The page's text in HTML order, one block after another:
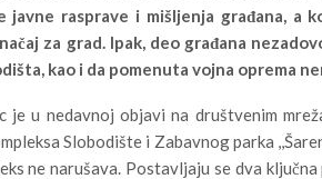
rasprave i mišljenja građana, a
za grad. Ipak, deo građana
kao i da pomenuta vojna oprema
je u nedavnoj objavi na društvenim
Slobodište i Zabavnog parka
ne narušava. Postavljaju se dva